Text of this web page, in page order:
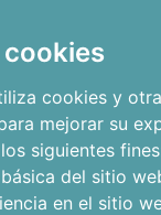
cookies y
mejorar su
siguientes
del sitio
en el sitio